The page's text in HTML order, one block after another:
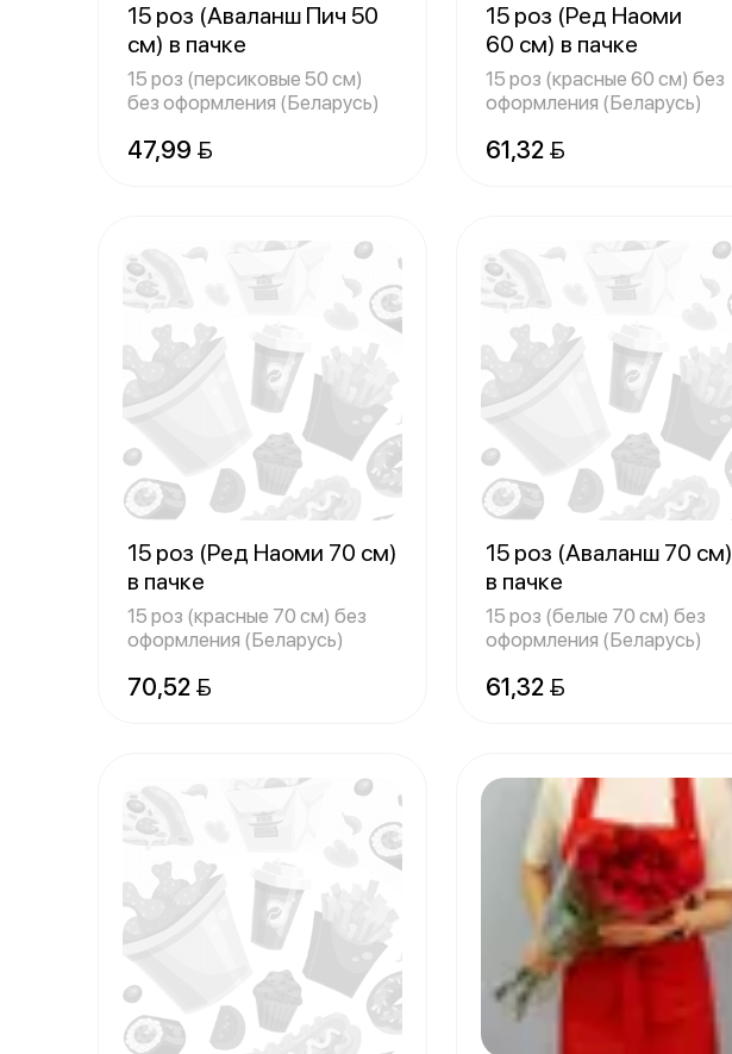
15 роз (Аваланш Пич 50
см) в пачке
15 роз (персиковые 50 см)
без оформления (Беларусь)
47,99 
15 роз (Ред Наоми
60 см) в пачке
15 роз (красные 60 см) без
оформления (Беларусь)
61,32 
15 роз (Ред Наоми 70 см)
в пачке
15 роз (красные 70 см) без
оформления (Беларусь)
70,52 
15 роз (Аваланш 70 см)
в пачке
15 роз (белые 70 см) без
оформления (Беларусь)
61,32 